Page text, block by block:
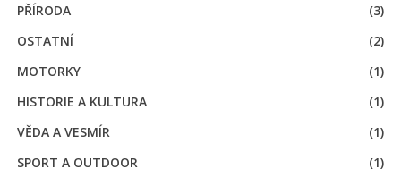
PŘÍRODA
(3)
OSTATNÍ
(2)
MOTORKY
(1)
HISTORIE A KULTURA
(1)
VĚDA A VESMÍR
(1)
SPORT A OUTDOOR
(1)